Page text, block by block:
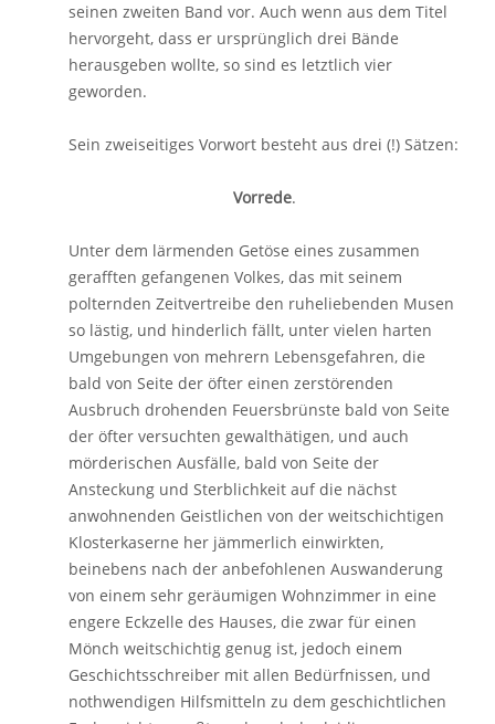
seinen zweiten Band vor. Auch wenn aus dem Titel
hervorgeht, dass er ursprünglich drei Bände
herausgeben wollte, so sind es letztlich vier
geworden.
Sein zweiseitiges Vorwort besteht aus drei (!) Sätzen:
Vorrede.
Unter dem lärmenden Getöse eines zusammen
gerafften gefangenen Volkes, das mit seinem
polternden Zeitvertreibe den ruheliebenden Musen
so lästig, und hinderlich fällt, unter vielen harten
Umgebungen von mehrern Lebensgefahren, die
bald von Seite der öfter einen zerstörenden
Ausbruch drohenden Feuersbrünste bald von Seite
der öfter versuchten gewalthätigen, und auch
mörderischen Ausfälle, bald von Seite der
Ansteckung und Sterblichkeit auf die nächst
anwohnenden Geistlichen von der weitschichtigen
Klosterkaserne her jämmerlich einwirkten,
beinebens nach der anbefohlenen Auswanderung
von einem sehr geräumigen Wohnzimmer in eine
engere Eckzelle des Hauses, die zwar für einen
Mönch weitschichtig genug ist, jedoch einem
Geschichtsschreiber mit allen Bedürfnissen, und
nothwendigen Hilfsmitteln zu dem geschichtlichen